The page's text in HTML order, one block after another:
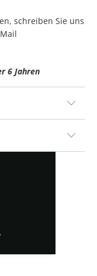
schreiben Sie uns
6 Jahren